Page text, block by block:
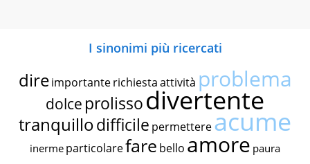
I sinonimi più ricercati
dire importante richiestaattività problema
dolce prolissodivertente
tranquillodifficile permettereacume
inerme particolarefare bello amore paura